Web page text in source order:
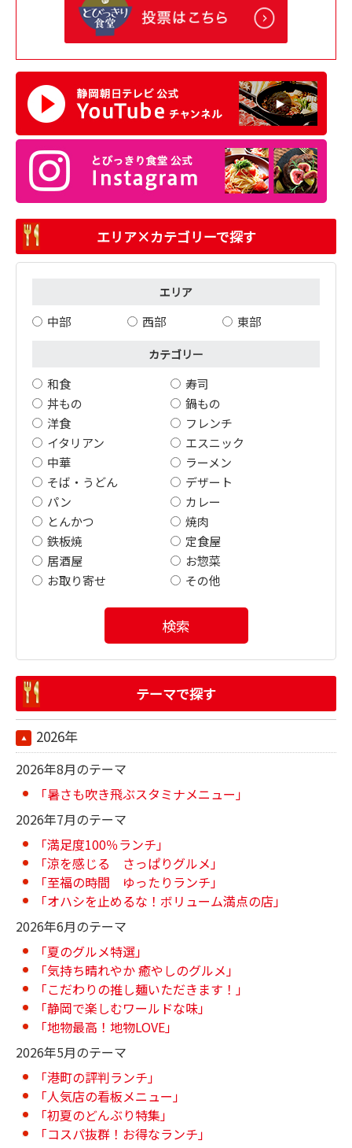
エリア×カテゴリーで探す
エリア
中部 西部 東部
カテゴリー
和食
寿司
丼もの
鍋もの
洋食
フレンチ
イタリアン
エスニック
中華
ラーメン
そば・うどん
デザート
パン
カレー
とんかつ
焼肉
鉄板焼
定食屋
居酒屋
お惣菜
お取り寄せ
その他
検索
テーマで探す
2026年
2026年8月のテーマ
「暑さも吹き飛ぶスタミナメニュー」
2026年7月のテーマ
「満足度100％ランチ」
「涼を感じる さっぱりグルメ」
「至福の時間 ゆったりランチ」
「オハシを止めるな！ボリューム満点の店」
2026年6月のテーマ
「夏のグルメ特選」
「気持ち晴れやか 癒やしのグルメ」
「こだわりの推し麺いただきます！」
「静岡で楽しむワールドな味」
「地物最高！地物LOVE」
2026年5月のテーマ
「港町の評判ランチ」
「人気店の看板メニュー」
「初夏のどんぶり特集」
「コスパ抜群！お得なランチ」